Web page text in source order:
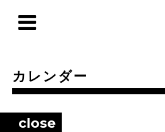
カレンダー
close